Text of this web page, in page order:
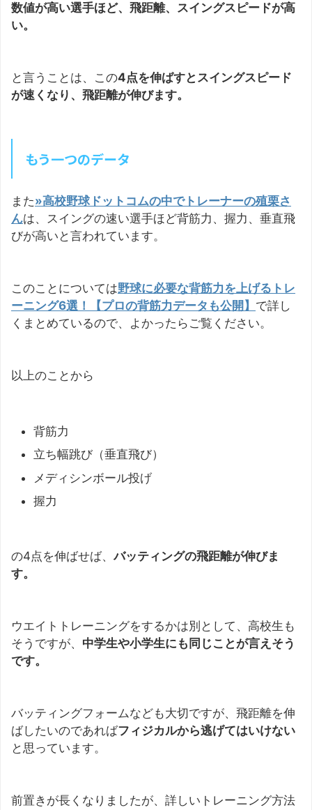
数値が高い選手ほど、飛距離、スイングスピードが高
い。
と言うことは、この4点を伸ばすとスイングスピード
が速くなり、飛距離が伸びます。
もう一つのデータ
また»高校野球ドットコムの中でトレーナーの殖栗さ
んは、スイングの速い選手ほど背筋力、握力、垂直飛
びが高いと言われています。
このことについては野球に必要な背筋力を上げるトレ
ーニング6選！【プロの背筋力データも公開】 で詳し
くまとめているので、よかったらご覧ください。
以上のことから
背筋力
立ち幅跳び（垂直飛び）
メディシンボール投げ
握力
の4点を伸ばせば、バッティングの飛距離が伸びま
す。
ウエイトトレーニングをするかは別として、高校生も
そうですが、 中学生や小学生にも同じことが言えそう
です。
バッティングフォームなども大切ですが、飛距離を伸
ばしたいのであればフィジカルから逃げてはいけない
と思っています。
前置きが長くなりましたが、詳しいトレーニング方法